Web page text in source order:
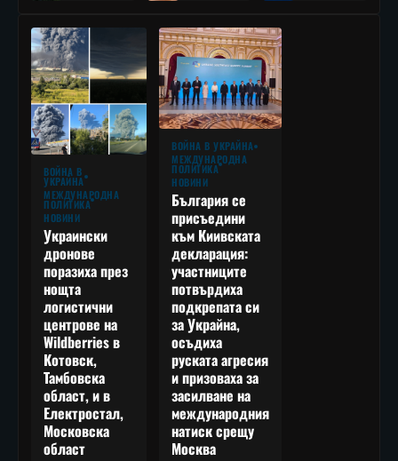
ВОЙНА В
УКРАЙНА
МЕЖДУНАРОДНА
ПОЛИТИКА
НОВИНИ
Украински
дронове
поразиха през
нощта
логистични
центрове на
Wildberries в
Котовск,
Тамбовска
област, и в
Електростал,
Московска
област
ВОЙНА В УКРАЙНА
МЕЖДУНАРОДНА
ПОЛИТИКА
НОВИНИ
България се
присъедини
към Киивската
декларация:
участниците
потвърдиха
подкрепата си
за Украйна,
осъдиха
руската агресия
и призоваха за
засилване на
международния
натиск срещу
Москва